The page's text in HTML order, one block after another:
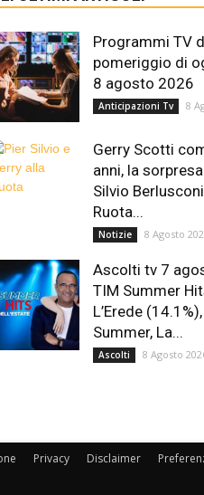
Programmi TV
pomeriggio di
8 agosto 2026
Anticipazioni Tv 8
Gerry Scotti
anni, la
Silvio
Ruota...
Notizie 8 Agosto
Ascolti tv 7
TIM Summer
L’Erede
Summer, La...
Ascolti 8 Agosto
Privacy Disclaimer